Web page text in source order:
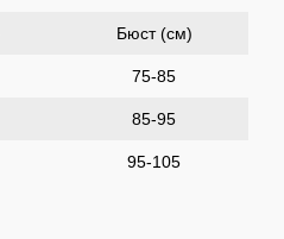
Бюст (см)
75-85
85-95
95-105